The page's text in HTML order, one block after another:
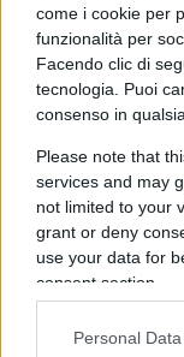
come i cookie per
funzionalità per
Facendo clic di
tecnologia. Puoi
consenso in
Please note that
services and may
not limited to your
grant or deny
use your data for
consent section.
Personal
compromesso
l’ultimo G7,
premier
più seria,
rimorchio di
una posizione
molte ragioni.
la solidarietà
superiore alle
diversi
mondo libero